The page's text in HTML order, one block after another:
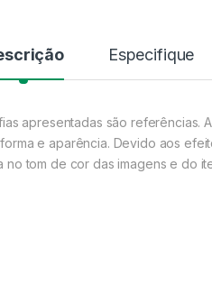
Especifique
apresentadas são referências.
e aparência. Devido aos
tom de cor das imagens e do